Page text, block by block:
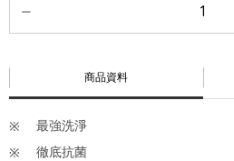
商品資料
最強洗淨
徹底抗菌